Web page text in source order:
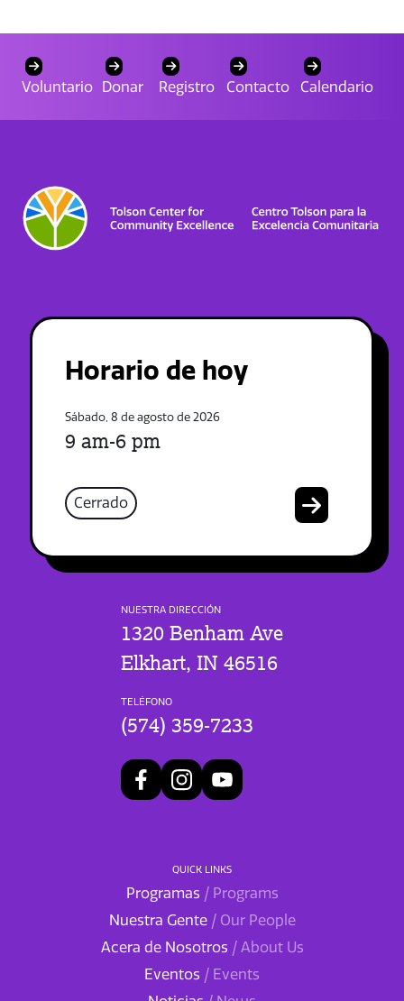
Voluntario Donar Registro Contacto Calendario
Horario de hoy
Sábado, 8 de agosto de 2026
9 am-6 pm
Cerrado
NUESTRA DIRECCIÓN
1320 Benham Ave
Elkhart, IN 46516
TELÉFONO
(574) 359-7233
QUICK LINKS
Programas / Programs
Nuestra Gente / Our People
Acera de Nosotros / About Us
Eventos / Events